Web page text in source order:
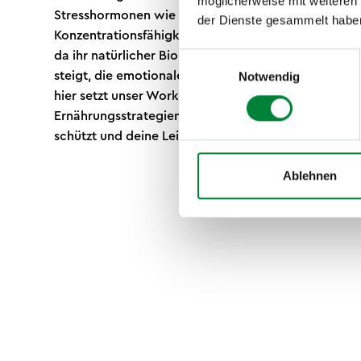
der Dienste gesammelt
Notwendig
Ablehnen
Stresshormonen wie Cortisol und beeinträchtigt
Konzentrationsfähigkeit massiv. Besonders
da ihr natürlicher Biorhythmus dauerhaft gestört
steigt, die emotionale Belastbarkeit sinkt, die
hier setzt unser Workshop an: Wir zeigen dir, wie
Ernährungsstrategien und Schlafhygiene-
schützt und deine Leistungsfähigkeit